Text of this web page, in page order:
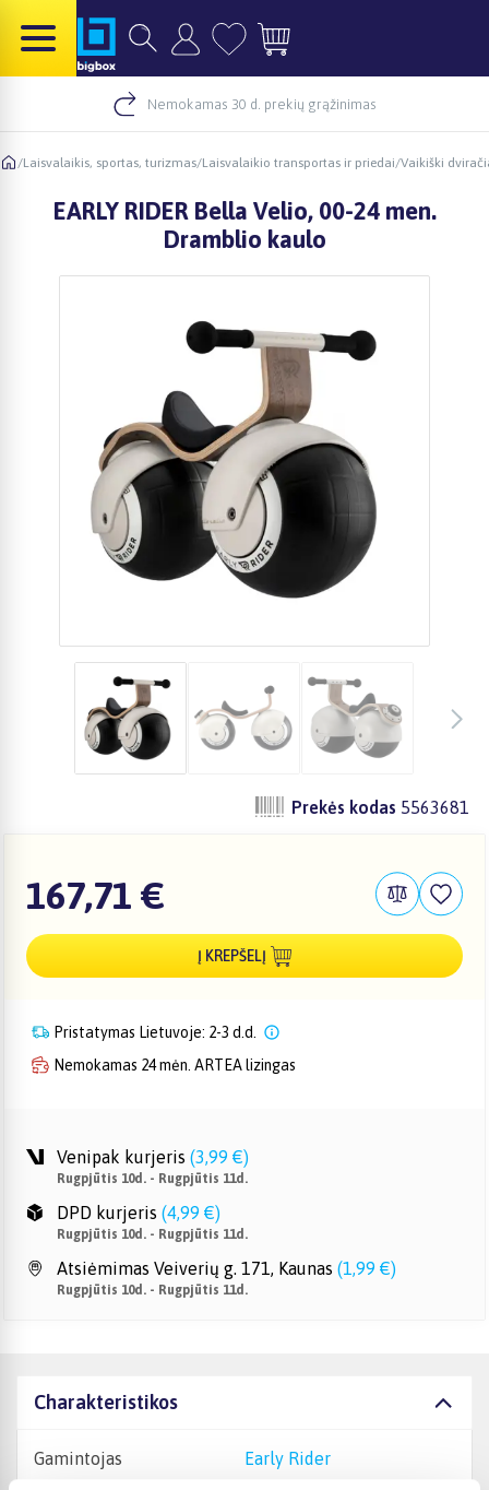
Nemokamas 30 d. prekių grąžinimas
/Laisvalaikis, sportas, turizmas/Laisvalaikio transportas ir priedai/Vaikiški
EARLY RIDER Bella Velio, 00-24 men.
Dramblio kaulo
Prekės kodas 5563681
167,71 €
Į KREPŠELĮ
Pristatymas Lietuvoje: 2-3 d.d.
Nemokamas 24 mėn. ARTEA lizingas
Venipak kurjeris (3,99 €)
Rugpjūtis 10d. - Rugpjūtis 11d.
DPD kurjeris (4,99 €)
Rugpjūtis 10d. - Rugpjūtis 11d.
Atsiėmimas Veiverių g. 171, Kaunas (1,99 €)
Rugpjūtis 10d. - Rugpjūtis 11d.
Charakteristikos
Gamintojas Early Rider